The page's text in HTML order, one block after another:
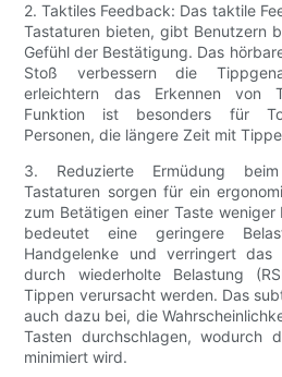
2. Taktiles Feedback: Das taktile
Tastaturen bieten, gibt Benutzern
Gefühl der Bestätigung. Das
Stoß verbessern die
erleichtern das Erkennen von
Funktion ist besonders für
Personen, die längere Zeit mit
3. Reduzierte Ermüdung
Tastaturen sorgen für ein
zum Betätigen einer Taste
bedeutet eine geringere
Handgelenke und verringert das
durch wiederholte Belastung
Tippen verursacht werden. Das
auch dazu bei, die
Tasten durchschlagen, wodurch
minimiert wird.